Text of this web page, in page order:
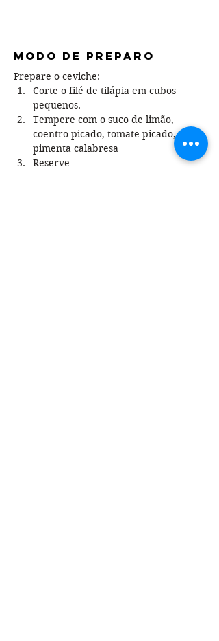
Modo de preparo
Prepare o ceviche:
Corte o filé de tilápia em cubos
pequenos.
Tempere com o suco de limão,
coentro picado, tomate picado, sal e
pimenta calabresa
Reserve